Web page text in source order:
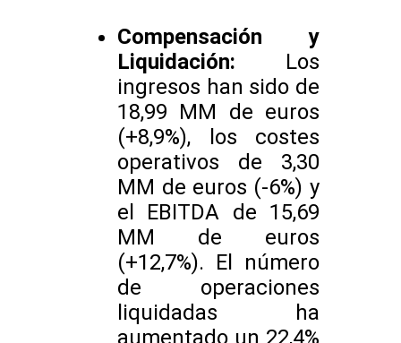
Compensación y
Liquidación: Los
ingresos han sido de
18,99 MM de euros
(+8,9%), los costes
operativos de 3,30
MM de euros (-6%) y
el EBITDA de 15,69
MM de euros
(+12,7%). El número
de operaciones
liquidadas ha
aumentado un 22,4%